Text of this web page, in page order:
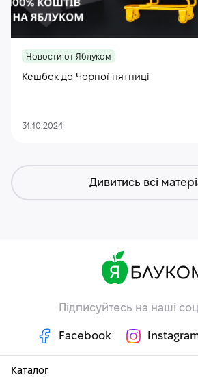
Новости от Яблуком
Кешбек до Чорної пятниці
31.10.2024
Дивитись всі
Підписуйтесь на наші
Facebook
Каталог